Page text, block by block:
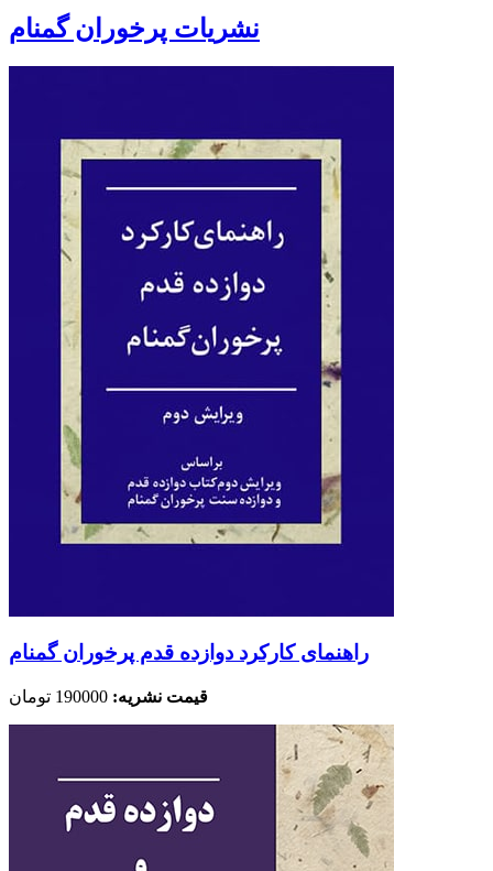
نشریات پرخوران گمنام
راهنمای کارکرد دوازده قدم پرخوران گمنام
قیمت نشریه: